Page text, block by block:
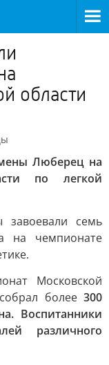
области
Люберец на
по легкой
семь
на чемпионате
Московской
более 300
Воспитанники
различного